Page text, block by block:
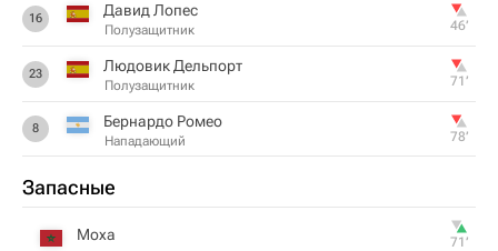
16 Давид Лопес
Полузащитник 46‎’‎
23 Людовик Дельпорт
Полузащитник 71‎’‎
8 Бернардо Ромео
Нападающий 78‎’‎
Запасные
Моха 71‎’‎